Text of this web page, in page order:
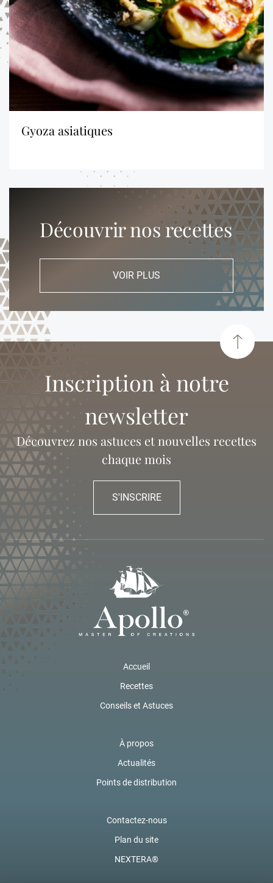
Découvrir nos recettes
VOIR PLUS
gyoza asiatiques
Inscription à notre
newsletter
Découvrez nos astuces et nouvelles recettes
chaque mois
S'INSCRIRE
Accueil
Recettes
Conseils et Astuces
À propos
Actualités
Points de distribution
Contactez-nous
Plan du site
NEXTERA®